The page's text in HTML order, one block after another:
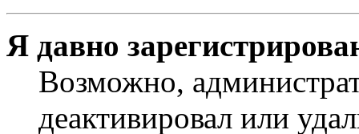
Я давно
Возможно,
деактивировал или